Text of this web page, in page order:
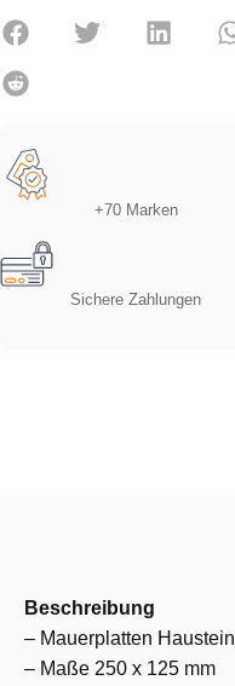
+70 Marken
Sichere Zahlungen
Beschreibung
– Mauerplatten Haustein
– Maße 250 x 125 mm